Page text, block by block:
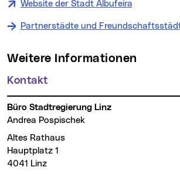
Website der Stadt Albufeira
Partnerstädte und
Weitere Informationen
Kontakt
Büro Stadtregierung Linz
Andrea Pospischek
Altes Rathaus
Hauptplatz 1
4041 Linz